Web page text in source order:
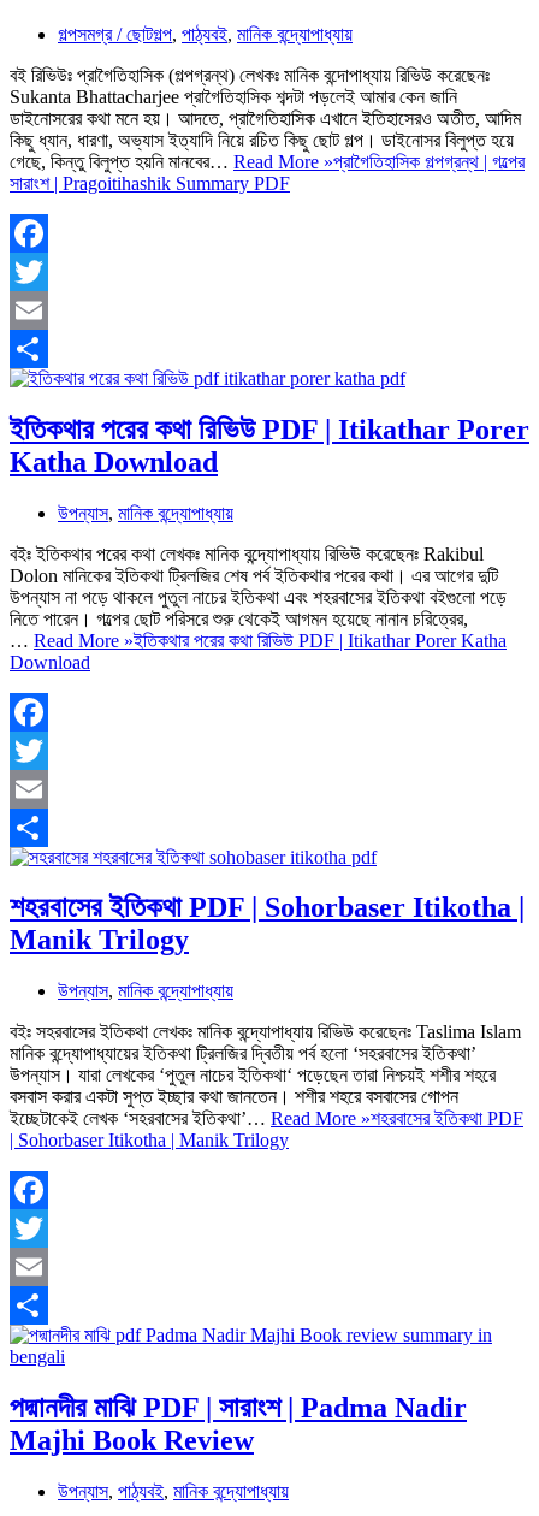
গল্পসমগ্র / ছোটগল্প, পাঠ্যবই, মানিক বন্দ্যোপাধ্যায়
বই রিভিউঃ প্রাগৈতিহাসিক (গল্পগ্রন্থ) লেখকঃ মানিক বন্দোপাধ্যায় রিভিউ করেছেনঃ
Sukanta Bhattacharjee প্রাগৈতিহাসিক শব্দটা পড়লেই আমার কেন জানি
ডাইনোসরের কথা মনে হয়। আদতে, প্রাগৈতিহাসিক এখানে ইতিহাসেরও অতীত, আদিম
কিছু ধ্যান, ধারণা, অভ্যাস ইত্যাদি নিয়ে রচিত কিছু ছোট গল্প। ডাইনোসর বিলুপ্ত হয়ে
গেছে, কিন্তু বিলুপ্ত হয়নি মানবের… Read More »প্রাগৈতিহাসিক গল্পগ্রন্থ | গল্পের
সারাংশ | Pragoitihashik Summary PDF
Facebook
Twitter
Email
Share
ইতিকথার পরের কথা রিভিউ PDF | Itikathar Porer
Katha Download
উপন্যাস, মানিক বন্দ্যোপাধ্যায়
বইঃ ইতিকথার পরের কথা লেখকঃ মানিক বন্দ্যোপাধ্যায় রিভিউ করেছেনঃ Rakibul
Dolon মানিকের ইতিকথা ট্রিলজির শেষ পর্ব ইতিকথার পরের কথা। এর আগের দুটি
উপন্যাস না পড়ে থাকলে পুতুল নাচের ইতিকথা এবং শহরবাসের ইতিকথা বইগুলো পড়ে
নিতে পারেন। গল্পের ছোট পরিসরে শুরু থেকেই আগমন হয়েছে নানান চরিত্রের,
… Read More »ইতিকথার পরের কথা রিভিউ PDF | Itikathar Porer Katha
Download
Facebook
Twitter
Email
Share
শহরবাসের ইতিকথা PDF | Sohorbaser Itikotha |
Manik Trilogy
উপন্যাস, মানিক বন্দ্যোপাধ্যায়
বইঃ সহরবাসের ইতিকথা লেখকঃ মানিক বন্দ্যোপাধ্যায় রিভিউ করেছেনঃ Taslima Islam
মানিক বন্দ্যোপাধ্যায়ের ইতিকথা ট্রিলজির দ্বিতীয় পর্ব হলো ‘সহরবাসের ইতিকথা’
উপন্যাস। যারা লেখকের ‘পুতুল নাচের ইতিকথা‘ পড়েছেন তারা নিশ্চয়ই শশীর শহরে
বসবাস করার একটা সুপ্ত ইচ্ছার কথা জানতেন। শশীর শহরে বসবাসের গোপন
ইচ্ছেটাকেই লেখক ‘সহরবাসের ইতিকথা’… Read More »শহরবাসের ইতিকথা PDF
| Sohorbaser Itikotha | Manik Trilogy
Facebook
Twitter
Email
Share
পদ্মানদীর মাঝি PDF | সারাংশ | Padma Nadir
Majhi Book Review
উপন্যাস, পাঠ্যবই, মানিক বন্দ্যোপাধ্যায়